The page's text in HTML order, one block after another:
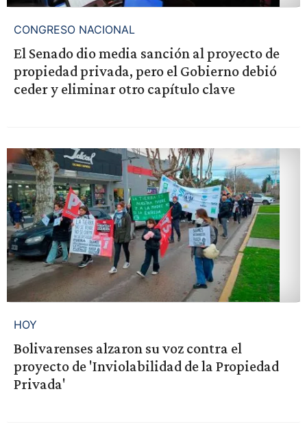
CONGRESO NACIONAL
El Senado dio media sanción al proyecto de
propiedad privada, pero el Gobierno debió
ceder y eliminar otro capítulo clave
HOY
Bolivarenses alzaron su voz contra el
proyecto de 'Inviolabilidad de la Propiedad
Privada'